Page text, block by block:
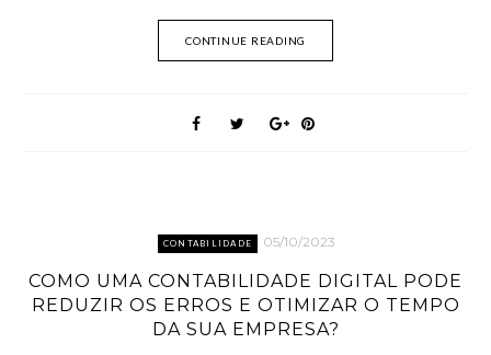
CONTINUE READING
CONTABILIDADE 05/10/2023
COMO UMA CONTABILIDADE DIGITAL PODE
REDUZIR OS ERROS E OTIMIZAR O TEMPO
DA SUA EMPRESA?